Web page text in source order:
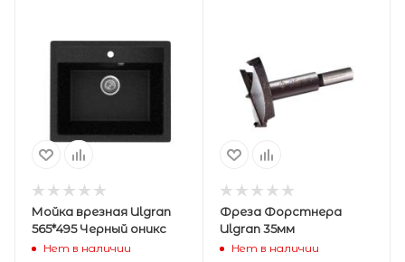
Мойка врезная Ulgran
565*495 Черный оникс
Нет в наличии
Фреза Форстнера
Ulgran 35мм
Нет в наличии